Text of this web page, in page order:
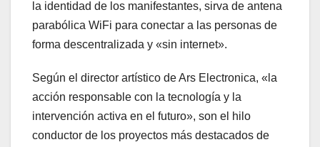
la identidad de los manifestantes, sirva de antena
parabólica WiFi para conectar a las personas de
forma descentralizada y «sin internet».
Según el director artístico de Ars Electronica, «la
acción responsable con la tecnología y la
intervención activa en el futuro», son el hilo
conductor de los proyectos más destacados de